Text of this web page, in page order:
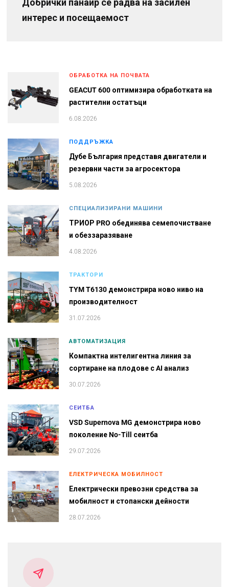
Добрички панаир се радва на засилен
интерес и посещаемост
ОБРАБОТКА НА ПОЧВАТА
GEACUT 600 оптимизира обработката на
растителни остатъци
6.08.2026
ПОДДРЪЖКА
Дубе България представя двигатели и
резервни части за агросектора
5.08.2026
СПЕЦИАЛИЗИРАНИ МАШИНИ
ТРИОР PRO обединява семепочистване
и обеззаразяване
4.08.2026
ТРАКТОРИ
TYM T6130 демонстрира ново ниво на
производителност
31.07.2026
АВТОМАТИЗАЦИЯ
Компактна интелигентна линия за
сортиране на плодове с AI анализ
30.07.2026
СЕИТБА
VSD Supernova MG демонстрира ново
поколение No-Till сеитба
29.07.2026
ЕЛЕКТРИЧЕСКА МОБИЛНОСТ
Електрически превозни средства за
мобилност и стопански дейности
28.07.2026